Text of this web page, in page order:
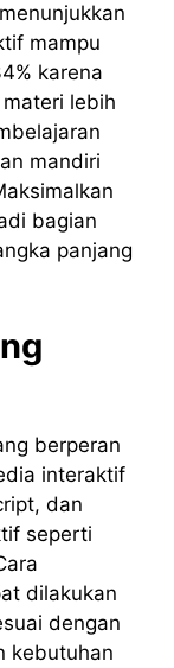
mampu
karena
lebih
mandiri
bagian
panjang
berperan
interaktif
dan
seperti
dilakukan
dengan
kebutuhan